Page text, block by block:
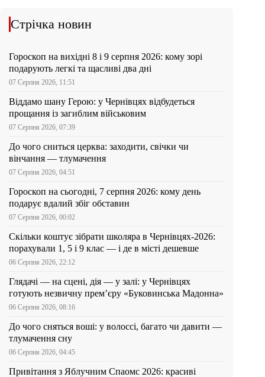
Стрічка новин
Гороскоп на вихідні 8 і 9 серпня 2026: кому зорі
подарують легкі та щасливі два дні
07 Серпня 2026, 11:51
Віддамо шану Герою: у Чернівцях відбудеться
прощання із загиблим військовим
07 Серпня 2026, 07:39
До чого сниться церква: заходити, свічки чи
вінчання — тлумачення
07 Серпня 2026, 04:51
Гороскоп на сьогодні, 7 серпня 2026: кому день
подарує вдалий збіг обставин
07 Серпня 2026, 00:02
Скільки коштує зібрати школяра в Чернівцях-2026:
порахували 1, 5 і 9 клас — і де в місті дешевше
06 Серпня 2026, 22:12
Глядачі — на сцені, дія — у залі: у Чернівцях
готують незвичну прем’єру «Буковинська Мадонна»
06 Серпня 2026, 08:16
До чого сняться воші: у волоссі, багато чи давити —
тлумачення сну
06 Серпня 2026, 04:45
Привітання з Яблучним Спаомс 2026: красиві